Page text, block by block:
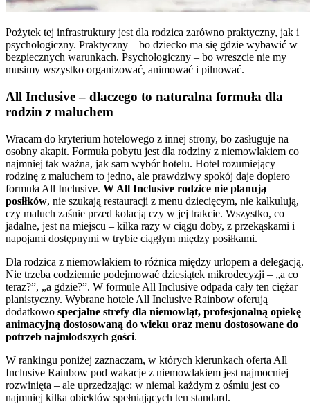
Pożytek tej infrastruktury jest dla rodzica zarówno praktyczny, jak i
psychologiczny. Praktyczny – bo dziecko ma się gdzie wybawić w
bezpiecznych warunkach. Psychologiczny – bo wreszcie nie my
musimy wszystko organizować, animować i pilnować.
All Inclusive – dlaczego to naturalna formuła dla
rodzin z maluchem
Wracam do kryterium hotelowego z innej strony, bo zasługuje na
osobny akapit. Formuła pobytu jest dla rodziny z niemowlakiem co
najmniej tak ważna, jak sam wybór hotelu. Hotel rozumiejący
rodzinę z maluchem to jedno, ale prawdziwy spokój daje dopiero
formuła All Inclusive. W All Inclusive rodzice nie planują
posiłków, nie szukają restauracji z menu dziecięcym, nie kalkulują,
czy maluch zaśnie przed kolacją czy w jej trakcie. Wszystko, co
jadalne, jest na miejscu – kilka razy w ciągu doby, z przekąskami i
napojami dostępnymi w trybie ciągłym między posiłkami.
Dla rodzica z niemowlakiem to różnica między urlopem a delegacją.
Nie trzeba codziennie podejmować dziesiątek mikrodecyzji – „a co
teraz?”, „a gdzie?”. W formule All Inclusive odpada cały ten ciężar
planistyczny. Wybrane hotele All Inclusive Rainbow oferują
dodatkowo specjalne strefy dla niemowląt, profesjonalną opiekę
animacyjną dostosowaną do wieku oraz menu dostosowane do
potrzeb najmłodszych gości.
W rankingu poniżej zaznaczam, w których kierunkach oferta All
Inclusive Rainbow pod wakacje z niemowlakiem jest najmocniej
rozwinięta – ale uprzedzając: w niemal każdym z ośmiu jest co
najmniej kilka obiektów spełniających ten standard.